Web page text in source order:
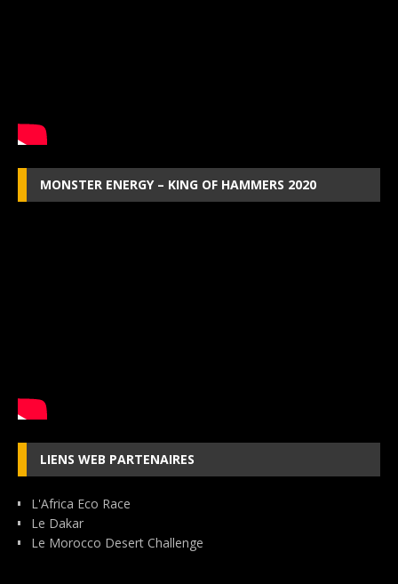
MONSTER ENERGY – KING OF HAMMERS 2020
LIENS WEB PARTENAIRES
L'Africa Eco Race
Le Dakar
Le Morocco Desert Challenge